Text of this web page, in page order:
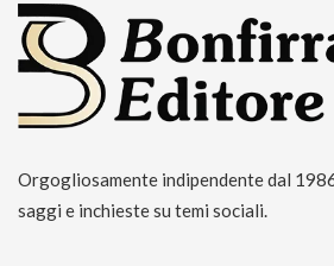
Orgogliosamente indipendente dal
saggi e inchieste su temi sociali.